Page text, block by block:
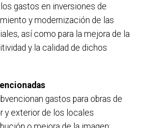
gastos en inversiones de
y modernización de las
así como para la mejora de la
y la calidad de dichos
gastos para obras de
y exterior de los locales